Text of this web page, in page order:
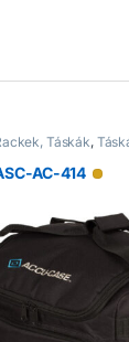
Táskák,
AC-414